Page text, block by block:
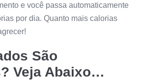
e você passa automaticamente
por dia. Quanto mais calorias
São
Veja Abaixo…